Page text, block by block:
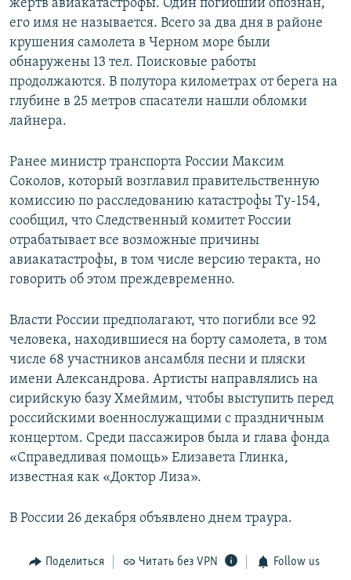
жертв авиакатастрофы. Один погибший опознан,
его имя не называется. Всего за два дня в районе
крушения самолета в Черном море были
обнаружены 13 тел. Поисковые работы
продолжаются. В полутора километрах от берега на
глубине в 25 метров спасатели нашли обломки
лайнера.
Ранее министр транспорта России Максим
Соколов, который возглавил правительственную
комиссию по расследованию катастрофы Ту-154,
сообщил, что Следственный комитет России
отрабатывает все возможные причины
авиакатастрофы, в том числе версию теракта, но
говорить об этом преждевременно.
Власти России предполагают, что погибли все 92
человека, находившиеся на борту самолета, в том
числе 68 участников ансамбля песни и пляски
имени Александрова. Артисты направлялись на
сирийскую базу Хмеймим, чтобы выступить перед
российскими военнослужащими с праздничным
концертом. Среди пассажиров была и глава фонда
«Справедливая помощь» Елизавета Глинка,
известная как «Доктор Лиза».
В России 26 декабря объявлено днем траура.
Поделиться Читать без VPN Follow us